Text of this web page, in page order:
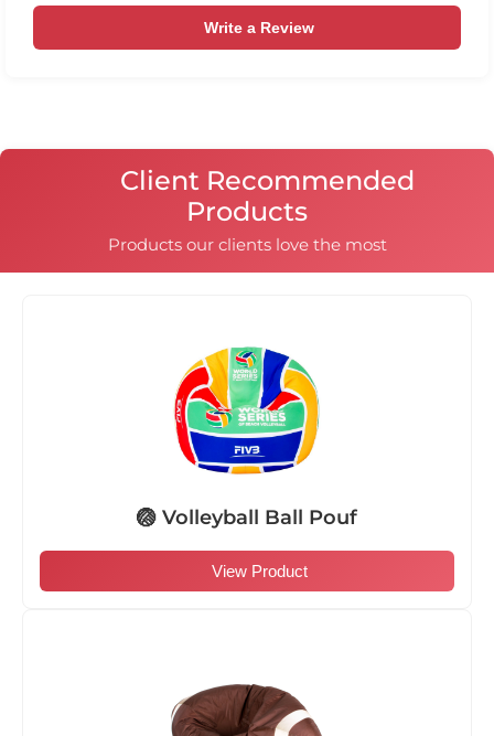
Write a Review
Client Recommended
Products
Products our clients love the most
🏐 Volleyball Ball Pouf
View Product